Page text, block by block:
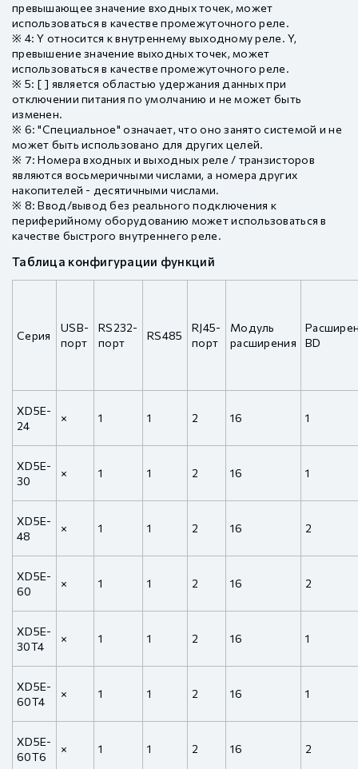
превышающее значение входных точек, может
использоваться в качестве промежуточного реле.
※ 4: Y относится к внутреннему выходному реле. Y,
превышение значение выходных точек, может
использоваться в качестве промежуточного реле.
※ 5: [ ] является областью удержания данных при
отключении питания по умолчанию и не может быть
изменен.
※ 6: "Специальное" означает, что оно занято системой и не
может быть использовано для других целей.
※ 7: Номера входных и выходных реле / транзисторов
являются восьмеричными числами, а номера других
накопителей - десятичными числами.
※ 8: Ввод/вывод без реального подключения к
периферийному оборудованию может использоваться в
качестве быстрого внутреннего реле.
Таблица конфигурации функций
Серия
USB-
порт
RS232-
порт
RS485
RJ45-
порт
Модуль
расширения
BD
XD5E-
24
× 1 1 2 16 1
XD5E-
30
× 1 1 2 16 1
XD5E-
48
× 1 1 2 16 2
XD5E-
60
× 1 1 2 16 2
XD5E-
30T4
× 1 1 2 16 1
XD5E-
60T4
× 1 1 2 16 1
XD5E-
60T6
× 1 1 2 16 2